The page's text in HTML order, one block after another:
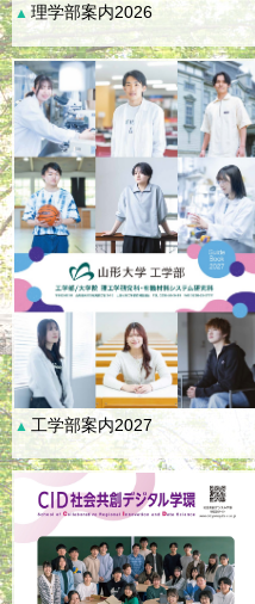
▲理学部案内2026
▲ 工学部案内2027